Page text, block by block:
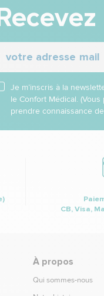
Je m’inscris à la
le Confort Médical.
prendre connaissance
CB, Visa,
À propos
Qui sommes-nous